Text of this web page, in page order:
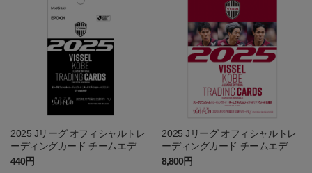
2025 Jリーグ オフィシャルトレ
ーディングカード チームエディ
ション・メモラビリア ヴィッ
440円
2025 Jリーグ オフィシャルトレ
ーディングカード チームエディ
ション・メモラビリア ヴィッ
8,800円